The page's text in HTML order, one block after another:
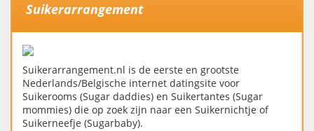
Suikerarrangement
Suikerarrangement.nl is de eerste en grootste
Nederlands/Belgische internet datingsite voor
Suikerooms (Sugar daddies) en Suikertantes (Sugar
mommies) die op zoek zijn naar een Suikernichtje of
Suikerneefje (Sugarbaby).